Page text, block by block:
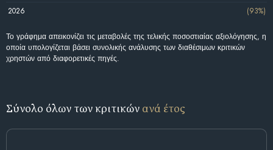
2026
(93%)
Το γράφημα απεικονίζει τις μεταβολές της τελικής ποσοστιαίας αξιολόγησης, η
οποία υπολογίζεται βάσει συνολικής ανάλυσης των διαθέσιμων κριτικών
χρηστών από διαφορετικές πηγές.
Σύνολο όλων των κριτικών ανά έτος